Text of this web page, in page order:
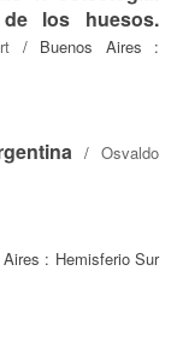
de los huesos.
/ Buenos Aires :
/Osvaldo
: Hemisferio Sur